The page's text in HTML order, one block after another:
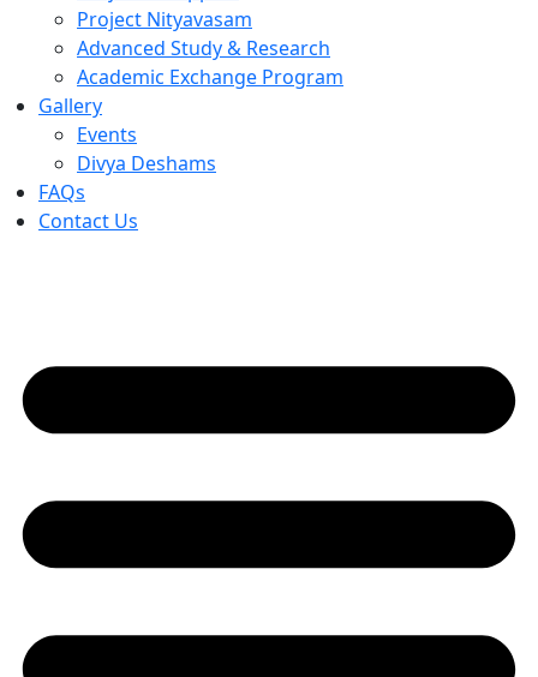
Project Nityavasam
Advanced Study & Research
Academic Exchange Program
Gallery
Events
Divya Deshams
FAQs
Contact Us